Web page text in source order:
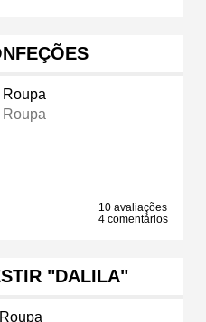
Roupa
Roupa
10 avaliações
4 comentários
"DALILA"